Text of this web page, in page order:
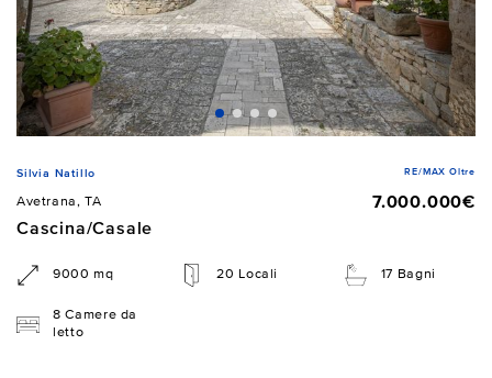
Silvia Natillo RE/MAX Oltre
Avetrana, TA
7.000.000€
Cascina/Casale
9000 mq 20 Locali 17 Bagni
8 Camere da
letto